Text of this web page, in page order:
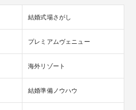
結婚式場さがし
プレミアムヴェニュー
海外リゾート
結婚準備ノウハウ